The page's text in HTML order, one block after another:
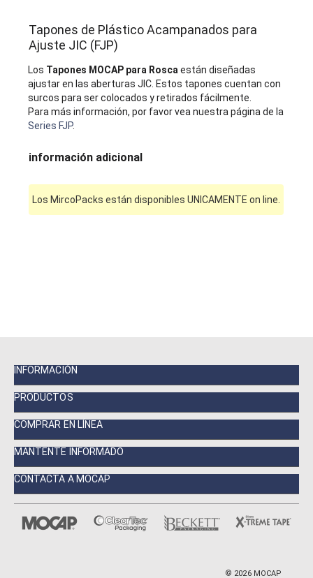
Tapones de Plástico Acampanados para
Ajuste JIC (FJP)
Los Tapones MOCAP para Rosca están diseñadas
ajustar en las aberturas JIC. Estos tapones cuentan con
surcos para ser colocados y retirados fácilmente.
Para más información, por favor vea nuestra página de la
Series FJP.
información adicional
Los MircoPacks están disponibles UNICAMENTE on line.
INFORMACIÓN
PRODUCTOS
COMPRAR EN LÍNEA
MANTENTE INFORMADO
CONTACTA A MOCAP
© 2026 MOCAP